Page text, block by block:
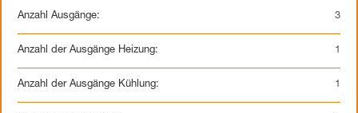
Anzahl Ausgänge: 3
Anzahl der Ausgänge Heizung: 1
Anzahl der Ausgänge Kühlung: 1